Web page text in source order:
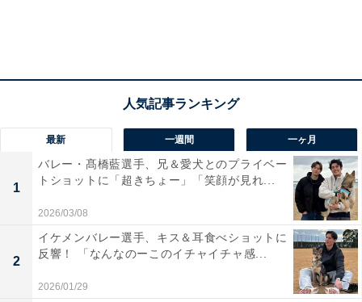
最新 一週間 一ヶ月
1
バレー・髙橋藍選手、兄＆愛犬とのプライベー
トショットに「超きちょー」「笑顔が見れ...
2026/03/08
2
イケメンバレー選手、キス＆耳食べショットに
反響！ 「なんなのーこのイチャイチャ感...
2026/01/29